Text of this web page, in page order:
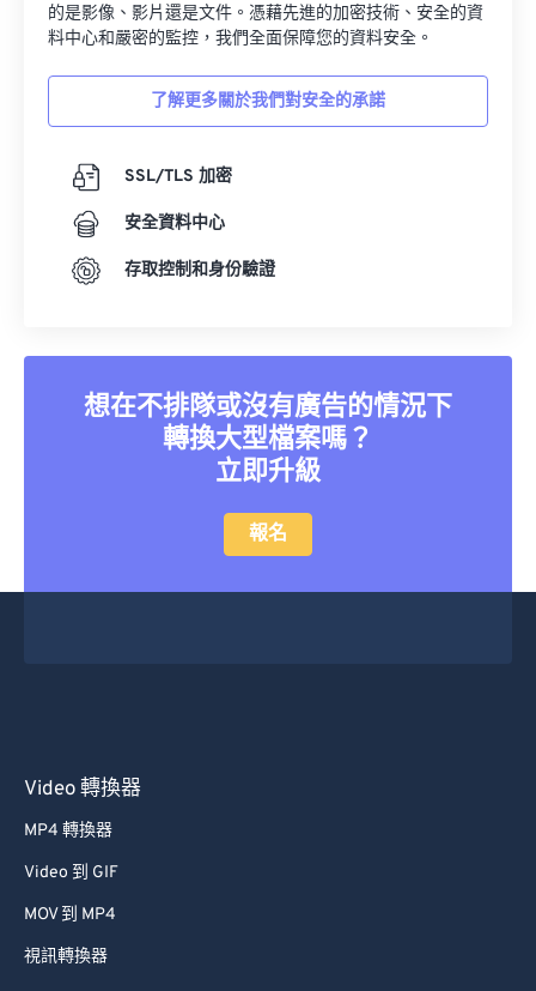
的是影像、影片還是文件。憑藉先進的加密技術、安全的資
料中心和嚴密的監控，我們全面保障您的資料安全。
了解更多關於我們對安全的承諾
SSL/TLS 加密
安全資料中心
存取控制和身份驗證
想在不排隊或沒有廣告的情況下
轉換大型檔案嗎？
立即升級
報名
Video 轉換器
MP4 轉換器
Video 到 GIF
MOV 到 MP4
視訊轉換器